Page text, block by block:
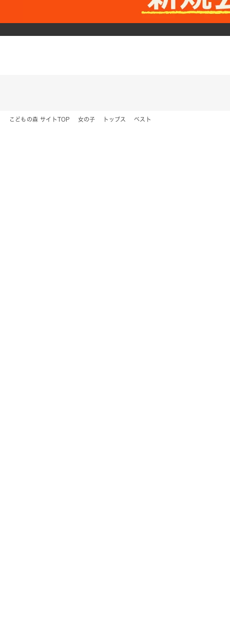
こどもの森 サイトTOP 女の子 トップス ベスト